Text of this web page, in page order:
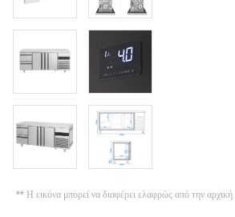
** Η εικόνα μπορεί να διαφέρει ελαφρώς από την αρχική.